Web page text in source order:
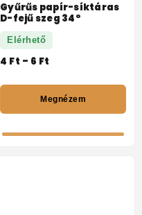
Gyűrűs papír-síktáras
D-fejű szeg 34°
Elérhető
4 Ft – 6 Ft
Megnézem